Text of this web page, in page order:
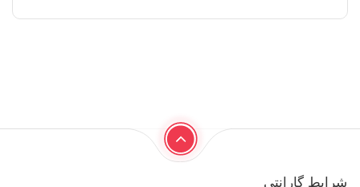
شرایط گارانتی